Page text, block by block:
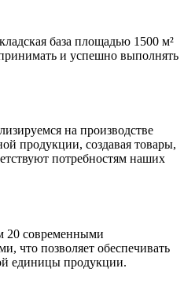
база площадью 1500 м²
и успешно выполнять
на производстве
продукции, создавая товары,
потребностям наших
20 современными
что позволяет обеспечивать
единицы продукции.